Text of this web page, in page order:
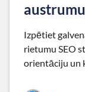
Izpētiet
rietumu SEO
orientāciju un